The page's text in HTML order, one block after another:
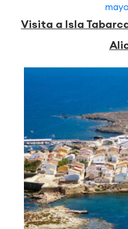
Visita a Isla